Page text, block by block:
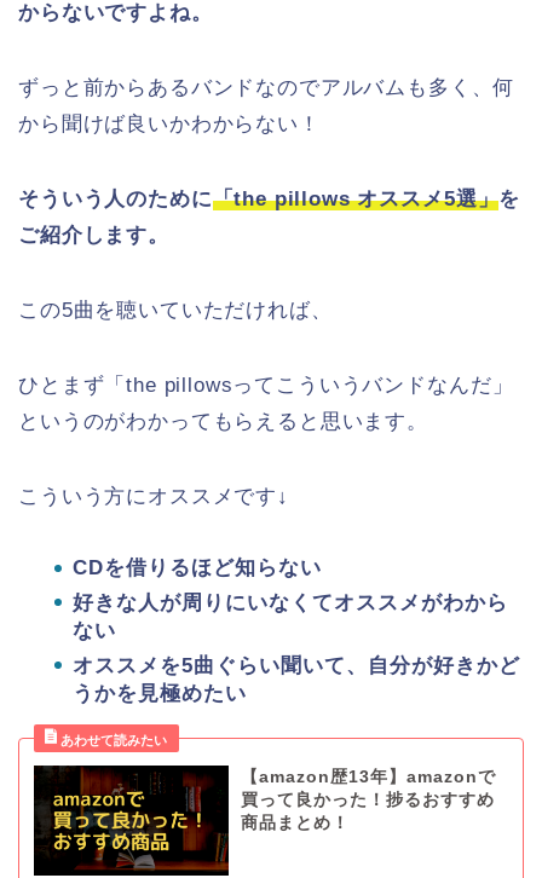
からないですよね。
ずっと前からあるバンドなのでアルバムも多く、何
から聞けば良いかわからない！
そういう人のために「the pillows オススメ5選」を
ご紹介します。
この5曲を聴いていただければ、
ひとまず「the pillowsってこういうバンドなんだ」
というのがわかってもらえると思います。
こういう方にオススメです↓
CDを借りるほど知らない
好きな人が周りにいなくてオススメがわから
ない
オススメを5曲ぐらい聞いて、自分が好きかど
うかを見極めたい
【amazon歴13年】amazonで
買って良かった！捗るおすすめ
商品まとめ！